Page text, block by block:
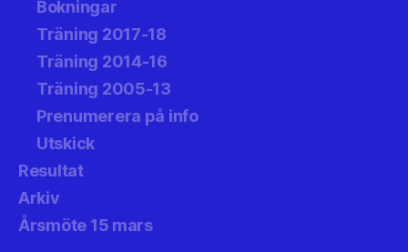
Bokningar
Träning 2017-18
Träning 2014-16
Träning 2005-13
Prenumerera på info
Utskick
Resultat
Arkiv
Årsmöte 15 mars